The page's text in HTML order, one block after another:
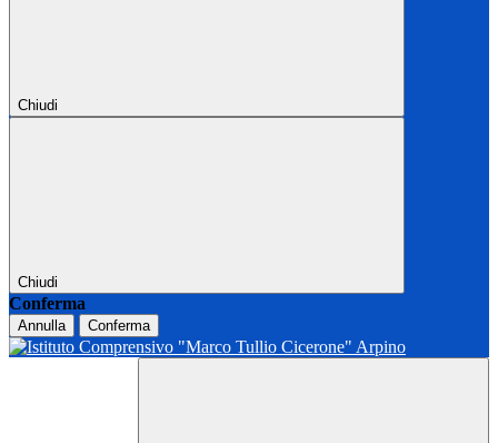
Chiudi
Chiudi
Conferma
Annulla Conferma